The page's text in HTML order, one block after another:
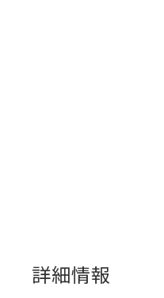
詳細情報